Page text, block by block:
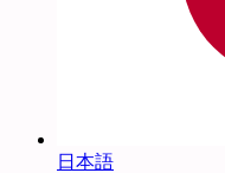
日本語